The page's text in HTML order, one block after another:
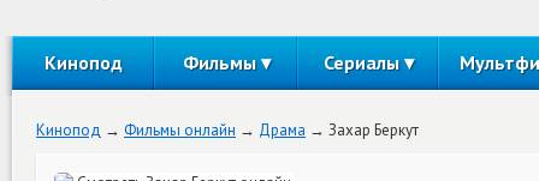
Кинопод Фильмы Сериалы
Кинопод Фильмы онлайн Драма Захар Беркут